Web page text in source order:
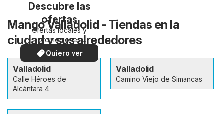
Descubre las
ofertas
Ofertas locales y
promociones
especiales.
Quiero ver
Mango Valladolid - Tiendas en la
ciudad y sus alrededores
Valladolid
Calle Héroes de
Alcántara 4
Valladolid
Camino Viejo de Simancas